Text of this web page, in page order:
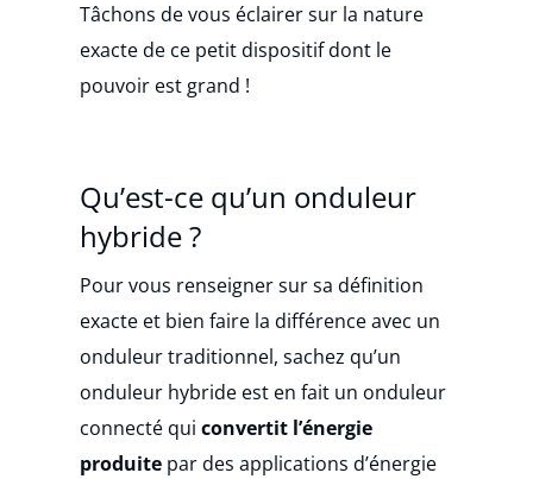
Tâchons de vous éclairer sur la nature
exacte de ce petit dispositif dont le
pouvoir est grand !
Qu’est-ce qu’un onduleur
hybride ?
Pour vous renseigner sur sa définition
exacte et bien faire la différence avec un
onduleur traditionnel, sachez qu’un
onduleur hybride est en fait un onduleur
connecté quiconvertit l’énergie
produite par des applications d’énergie